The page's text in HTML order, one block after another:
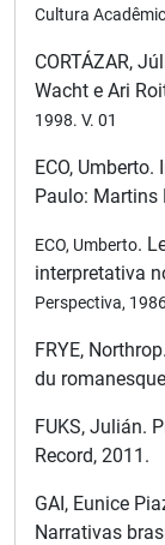
Cultura
CORTÁZAR,
Wacht e Ari
1998. V. 01
ECO,
Paulo: Martins
ECO, Umberto.
interpretativa
Perspectiva,
FRYE,
du
FUKS, Julián.
Record, 2011.
GAI, Eunice
Narrativas